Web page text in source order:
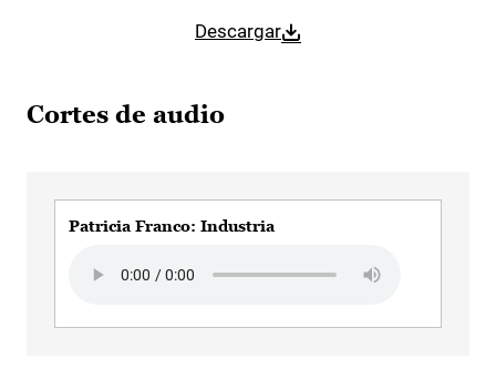
Descargar
Cortes de audio
Patricia Franco: Industria